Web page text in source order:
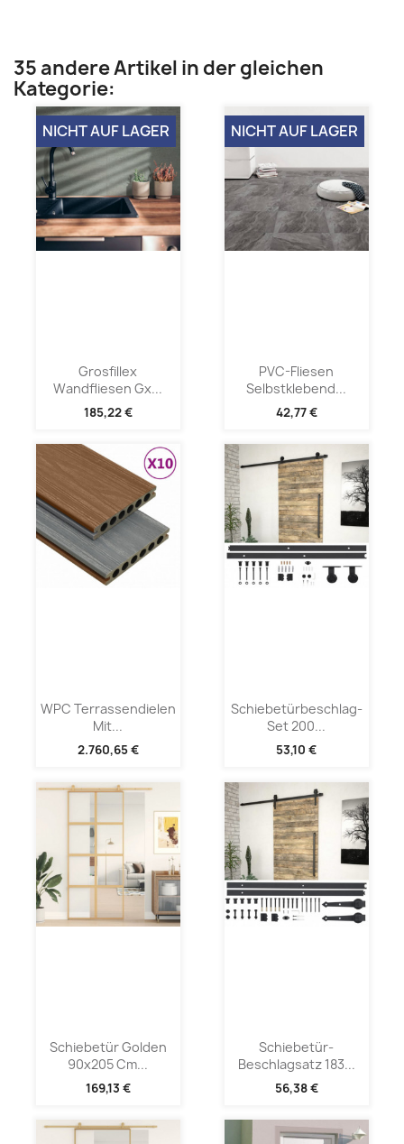
35 andere Artikel in der gleichen
Kategorie:
Grosfillex
Wandfliesen Gx...
185,22 €
NICHT AUF LAGER
PVC-Fliesen
Selbstklebend...
42,77 €
NICHT AUF LAGER
WPC Terrassendielen
Mit...
2.760,65 €
Schiebetürbeschlag-
Set 200...
53,10 €
Schiebetür Golden
90x205 Cm...
169,13 €
Schiebetür-
Beschlagsatz 183...
56,38 €